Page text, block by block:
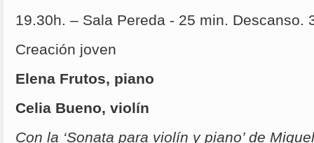
19.30h. – Sala Pereda - 25 min. Descanso.
Creación joven
Elena Frutos, piano
Celia Bueno, violín
Con la ‘Sonata para violín y piano’ de